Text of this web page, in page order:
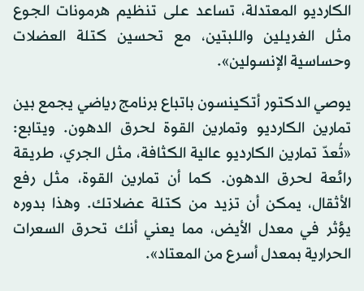
الكارديو المعتدلة، تساعد على تنظيم هرمونات الجوع
مثل الغريلين واللبتين، مع تحسين كتلة العضلات
وحساسية الإنسولين».
يوصي الدكتور أتكينسون باتباع برنامج رياضي يجمع بين
تمارين الكارديو وتمارين القوة لحرق الدهون. ويتابع:
«تُعدّ تمارين الكارديو عالية الكثافة، مثل الجري، طريقة
رائعة لحرق الدهون. كما أن تمارين القوة، مثل رفع
الأثقال، يمكن أن تزيد من كتلة عضلاتك. وهذا بدوره
يؤثر في معدل الأيض، مما يعني أنك تحرق السعرات
الحرارية بمعدل أسرع من المعتاد».